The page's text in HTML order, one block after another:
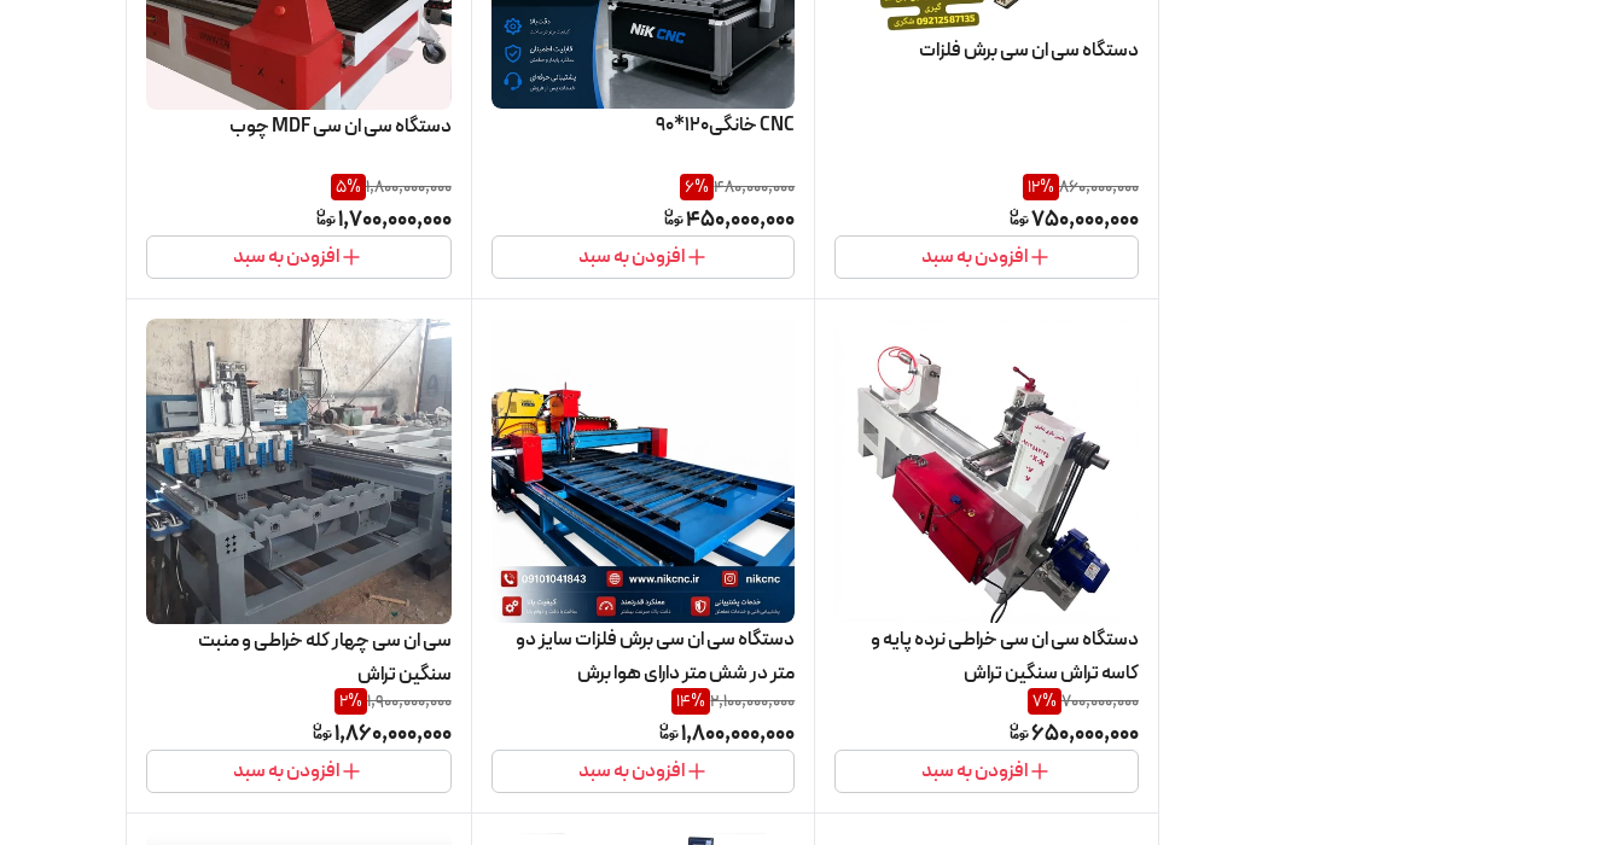
دستگاه سی ان سی برش فلزات
860,000,000
12%
750,000,000
افزودن به سبد
CNC خانگی120*90
480,000,000
6%
450,000,000
افزودن به سبد
دستگاه سی ان سی MDF چوب
1,800,000,000
5%
1,700,000,000
افزودن به سبد
دستگاه سی ان سی خراطی نرده پایه و
کاسه تراش سنگین تراش
700,000,000
7%
650,000,000
افزودن به سبد
دستگاه سی ان سی برش فلزات سایز دو
متر در شش متر دارای هوا برش
2,100,000,000
14%
1,800,000,000
افزودن به سبد
سی ان سی چهار کله خراطی و منبت
سنگین تراش
1,900,000,000
2%
1,860,000,000
افزودن به سبد